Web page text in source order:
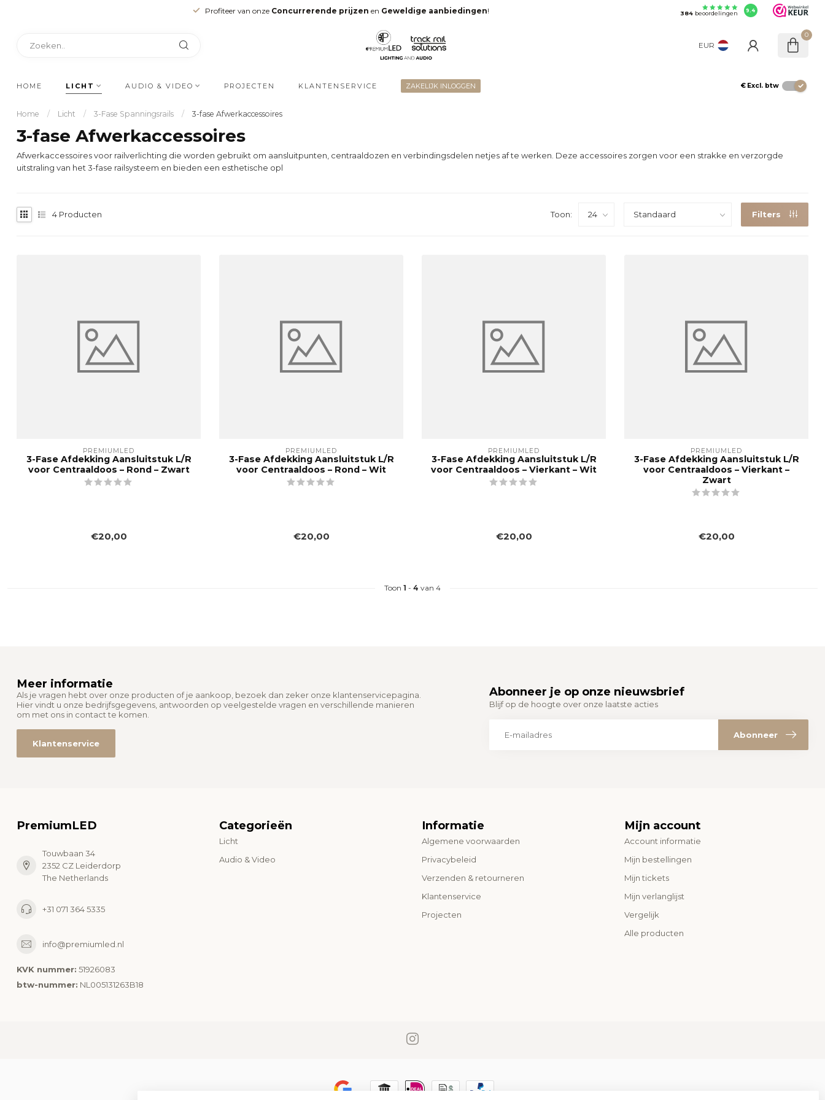
Profiteer van onze Concurrerende prijzen en Geweldige aanbiedingen! 384beoordelingen 9.4
EUR
0
HOME LICHT AUDIO & VIDEO PROJECTEN KLANTENSERVICE ZAKELIJK INLOGGEN € Excl. btw
Home / Licht / 3-Fase Spanningsrails / 3-fase Afwerkaccessoires
3-fase Afwerkaccessoires
Afwerkaccessoires voor railverlichting die worden gebruikt om aansluitpunten, centraaldozen en verbindingsdelen netjes af te werken. Deze accessoires zorgen voor een strakke en verzorgde
uitstraling van het 3-fase railsysteem en bieden een esthetische opl
4 Producten Toon: Filters
PREMIUMLED
3-Fase Afdekking Aansluitstuk L/R
voor Centraaldoos – Rond – Zwart
€20,00
PREMIUMLED
3-Fase Afdekking Aansluitstuk L/R
voor Centraaldoos – Rond – Wit
€20,00
PREMIUMLED
3-Fase Afdekking Aansluitstuk L/R
voor Centraaldoos – Vierkant – Wit
€20,00
PREMIUMLED
3-Fase Afdekking Aansluitstuk L/R
voor Centraaldoos – Vierkant –
Zwart
€20,00
Toon 1 - 4 van 4
Meer informatie
Als je vragen hebt over onze producten of je aankoop, bezoek dan zeker onze klantenservicepagina.
Hier vindt u onze bedrijfsgegevens, antwoorden op veelgestelde vragen en verschillende manieren
om met ons in contact te komen.
Klantenservice
Abonneer je op onze nieuwsbrief
Blijf op de hoogte over onze laatste acties
Abonneer
PremiumLED
Touwbaan 34
2352 CZ Leiderdorp
The Netherlands
+31 071 364 5335
info@premiumled.nl
KVK nummer: 51926083
btw-nummer: NL005131263B18
Categorieën
Licht
Audio & Video
Informatie
Algemene voorwaarden
Privacybeleid
Verzenden & retourneren
Klantenservice
Projecten
Mijn account
Account informatie
Mijn bestellingen
Mijn tickets
Mijn verlanglijst
Vergelijk
Alle producten